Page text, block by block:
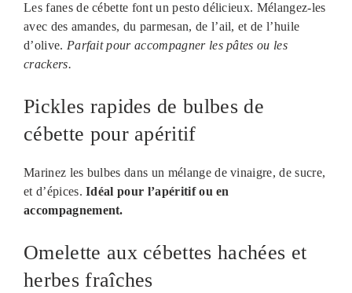
Les fanes de cébette font un pesto délicieux. Mélangez-les
avec des amandes, du parmesan, de l’ail, et de l’huile
d’olive. Parfait pour accompagner les pâtes ou les
crackers.
Pickles rapides de bulbes de
cébette pour apéritif
Marinez les bulbes dans un mélange de vinaigre, de sucre,
et d’épices.Idéal pour l’apéritif ou en
accompagnement.
Omelette aux cébettes hachées et
herbes fraîches